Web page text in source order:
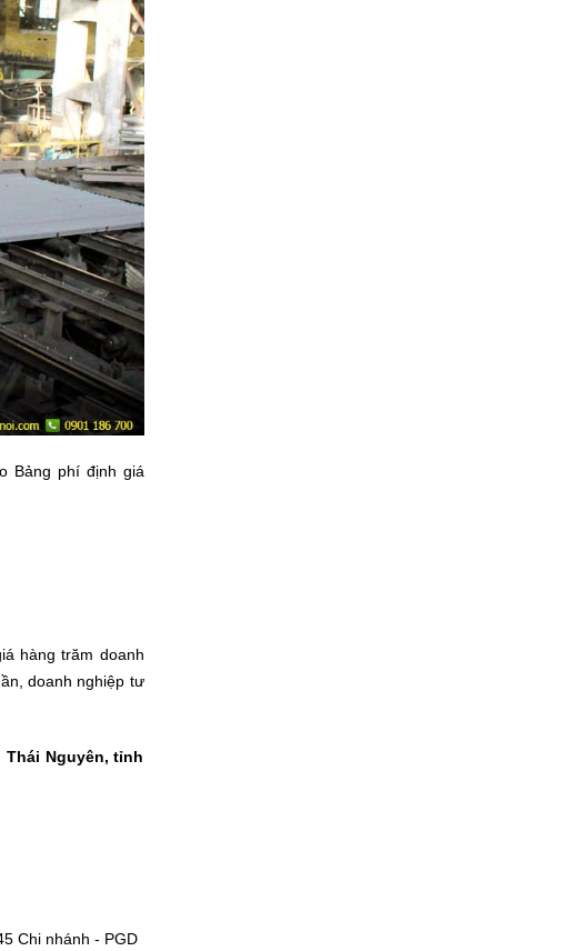
Bảng phí định giá
hàng trăm doanh
doanh nghiệp tư
Thái Nguyên, tỉnh
Chi nhánh - PGD